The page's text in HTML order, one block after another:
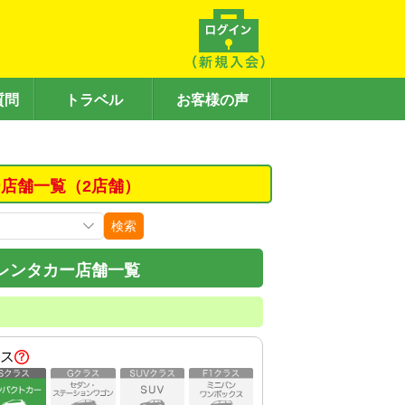
問 トラベル お客様の声
舗一覧（2店舗）
検索
ンタカー店舗一覧